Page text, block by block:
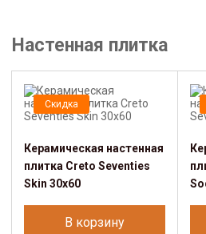
Настенная плитка
Скидка
Керамическая настенная
плитка Creto Seventies
Skin 30х60
В корзину